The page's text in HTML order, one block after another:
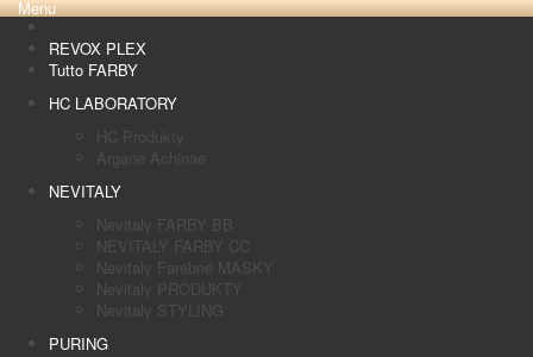
Menu
REVOX PLEX
Tutto FARBY
HC LABORATORY
HC Produkty
Argane Achinae
NEVITALY
Nevitaly FARBY BB
NEVITALY FARBY CC
Nevitaly Farebné MASKY
Nevitaly PRODUKTY
Nevitaly STYLING
PURING